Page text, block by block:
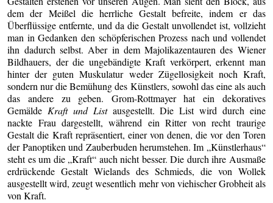
dem der Meißel die herrliche Gestalt befreite, indem er das
Überflüssige entfernte, und da die Gestalt unvollendet ist, vollzieht
man in Gedanken den schöpferischen Prozess nach und vollendet
ihn dadurch selbst. Aber in dem Majolikazentauren des Wiener
Bildhauers, der die ungebändigte Kraft verkörpert, erkennt man
hinter der guten Muskulatur weder Zügellosigkeit noch Kraft,
sondern nur die Bemühung des Künstlers, sowohl das eine als auch
das andere zu geben. Grom-Rottmayer hat ein dekoratives
Gemälde Kraft und Listausgestellt. Die List wird durch eine
nackte Frau dargestellt, während ein Ritter von recht traurige
Gestalt die Kraft repräsentiert, einer von denen, die vor den Toren
der Panoptiken und Zauberbuden herumstehen. Im „Künstlerhaus“
steht es um die „Kraft“ auch nicht besser. Die durch ihre Ausmaße
erdrückende Gestalt Wielands des Schmieds, die von Wollek
ausgestellt wird, zeugt wesentlich mehr von viehischer Grobheit als
von Kraft.